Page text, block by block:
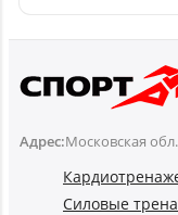
Адрес:Московская
Силовые